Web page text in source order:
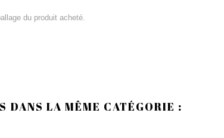
du produit acheté.
DANS LA MÊME CATÉGORIE :